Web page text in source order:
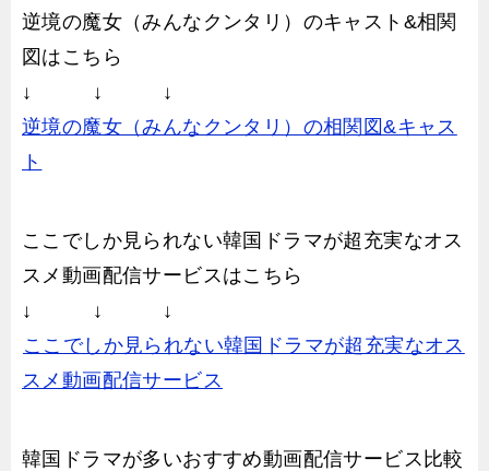
逆境の魔女（みんなクンタリ）のキャスト&相関
図はこちら
↓ ↓ ↓
逆境の魔女（みんなクンタリ）の相関図&キャス
ト
ここでしか見られない韓国ドラマが超充実なオス
スメ動画配信サービスはこちら
↓ ↓ ↓
ここでしか見られない韓国ドラマが超充実なオス
スメ動画配信サービス
韓国ドラマが多いおすすめ動画配信サービス比較